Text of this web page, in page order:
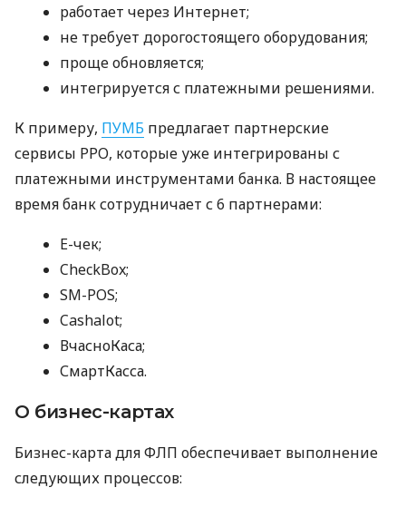
работает через Интернет;
не требует дорогостоящего оборудования;
проще обновляется;
интегрируется с платежными решениями.
К примеру, ПУМБ предлагает партнерские
сервисы РРО, которые уже интегрированы с
платежными инструментами банка. В настоящее
время банк сотрудничает с 6 партнерами:
E-чек;
CheckBox;
SM-POS;
Cashalot;
ВчасноКаса;
СмартКасса.
О бизнес-картах
Бизнес-карта для ФЛП обеспечивает выполнение
следующих процессов: